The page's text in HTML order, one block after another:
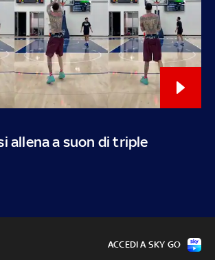
allena a suon di triple
ACCEDI A SKY GO